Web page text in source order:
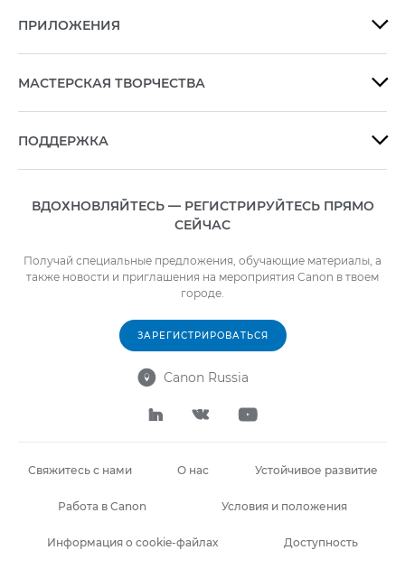
ПРИЛОЖЕНИЯ 
МАСТЕРСКАЯ ТВОРЧЕСТВА 
ПОДДЕРЖКА 
ВДОХНОВЛЯЙТЕСЬ — РЕГИСТРИРУЙТЕСЬ ПРЯМО
СЕЙЧАС
Получай специальные предложения, обучающие материалы, а
также новости и приглашения на мероприятия Canon в твоем
городе.
ЗАРЕГИСТРИРОВАТЬСЯ
 Canon Russia
  
Свяжитесь с нами О нас Устойчивое развитие
Работа в Canon Условия и положения
Информация о cookie-файлах Доступность